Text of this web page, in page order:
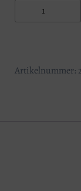
und
Paket
Artikelnummer: